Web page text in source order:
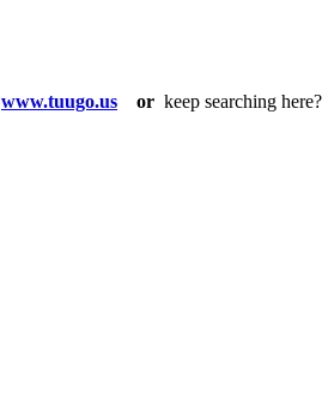
www.tuugo.us or keep searching here?